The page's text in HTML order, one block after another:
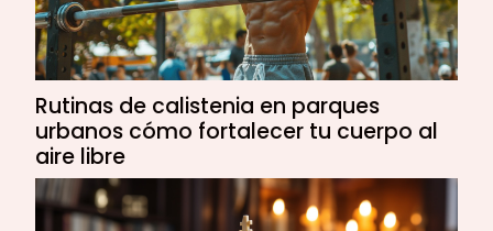
Rutinas de calistenia en parques
urbanos cómo fortalecer tu cuerpo al
aire libre